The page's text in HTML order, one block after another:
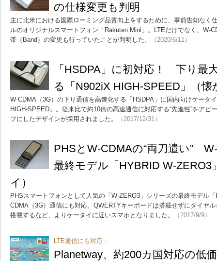
の仕様変更も判明
主に北米における国際ローミング品質向上をするために、事前告知なく
ルのオリジナルスマートフォン「Rakuten Mini」。LTEだけでなく、W-
帯（Band）の変更も行っていたことが判明した。
（2020/6/11）
「HSDPA」に初対応！ 下り最
る「N902iX HIGH-SPEED」（
W-CDMA（3G）の下り通信を高速化する「HSDPA」に国内向けケータ
HIGH-SPEED」。従来比で約10倍の高速通信に対応する“先進性”をアピ
フにしたデザインが採用されました。
（2017/12/31）
PHSとW-CDMAの“両刀遣い”
最終モデル「HYBRID W-ZERO3
イ）
PHSスマートフォンとして人気の「W-ZERO3」シリーズの最終モデル
CDMA（3G）通信にも対応。QWERTYキーボードは搭載せずにダイヤ
搭載するなど、よりケータイに近いスマホとなりました。
（2017/9/9）
LTE通信にも対応：
Planetway、約200カ国対応の低